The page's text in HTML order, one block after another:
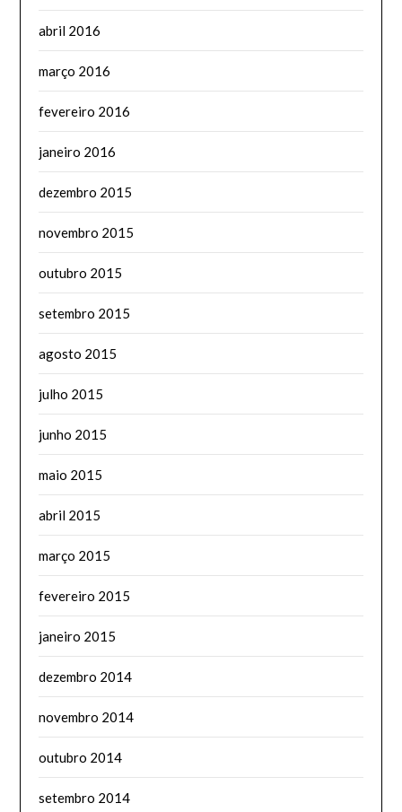
abril 2016
março 2016
fevereiro 2016
janeiro 2016
dezembro 2015
novembro 2015
outubro 2015
setembro 2015
agosto 2015
julho 2015
junho 2015
maio 2015
abril 2015
março 2015
fevereiro 2015
janeiro 2015
dezembro 2014
novembro 2014
outubro 2014
setembro 2014